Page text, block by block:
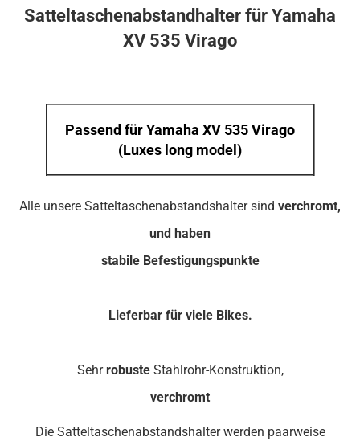
Satteltaschenabstandhalter für Yamaha
XV 535 Virago
Passend für Yamaha XV 535 Virago
(Luxes long model)
Alle unsere Satteltaschenabstandshalter sind verchromt,
und haben
stabile Befestigungspunkte
Lieferbar für viele Bikes.
SehrrobusteStahlrohr-Konstruktion,
verchromt
Die Satteltaschenabstandshalter werden paarweise